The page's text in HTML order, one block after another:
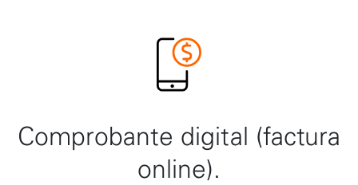
Comprobante digital (factura
online).